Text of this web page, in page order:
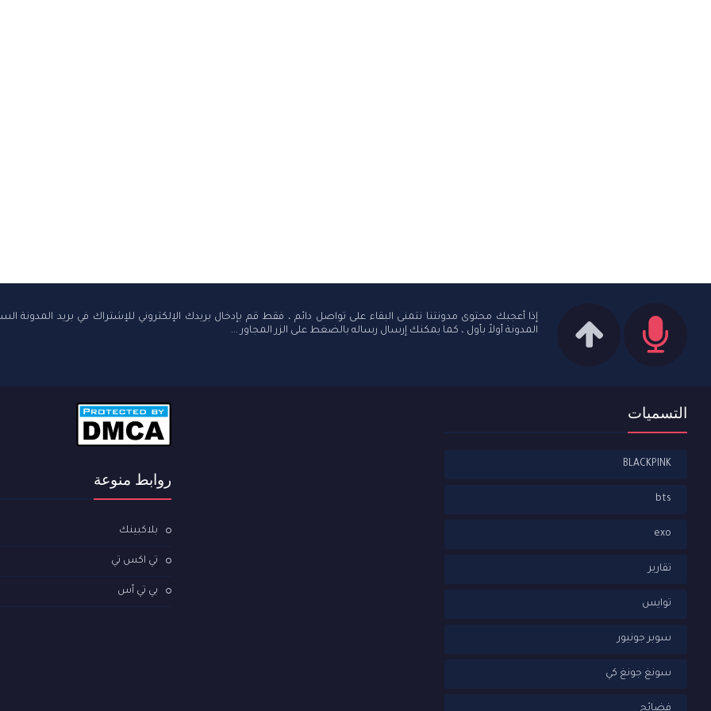
إذا أعجبك محتوى مدونتنا نتمنى البقاء على تواصل دائم ، فقط قم بإدخال بريدك الإلكتروني للإشتراك في بريد المدونة
المدونة أولاً بأول ، كما يمكنك إرسال رساله بالضغط على الزر المجاور ...
التسميات
BLACKPINK
bts
exo
تقارير
توايس
سوبر جونيور
سونغ جونغ كي
فضائح
روابط منوعة
بلاكبينك
تي اكس تي
بي تي أس